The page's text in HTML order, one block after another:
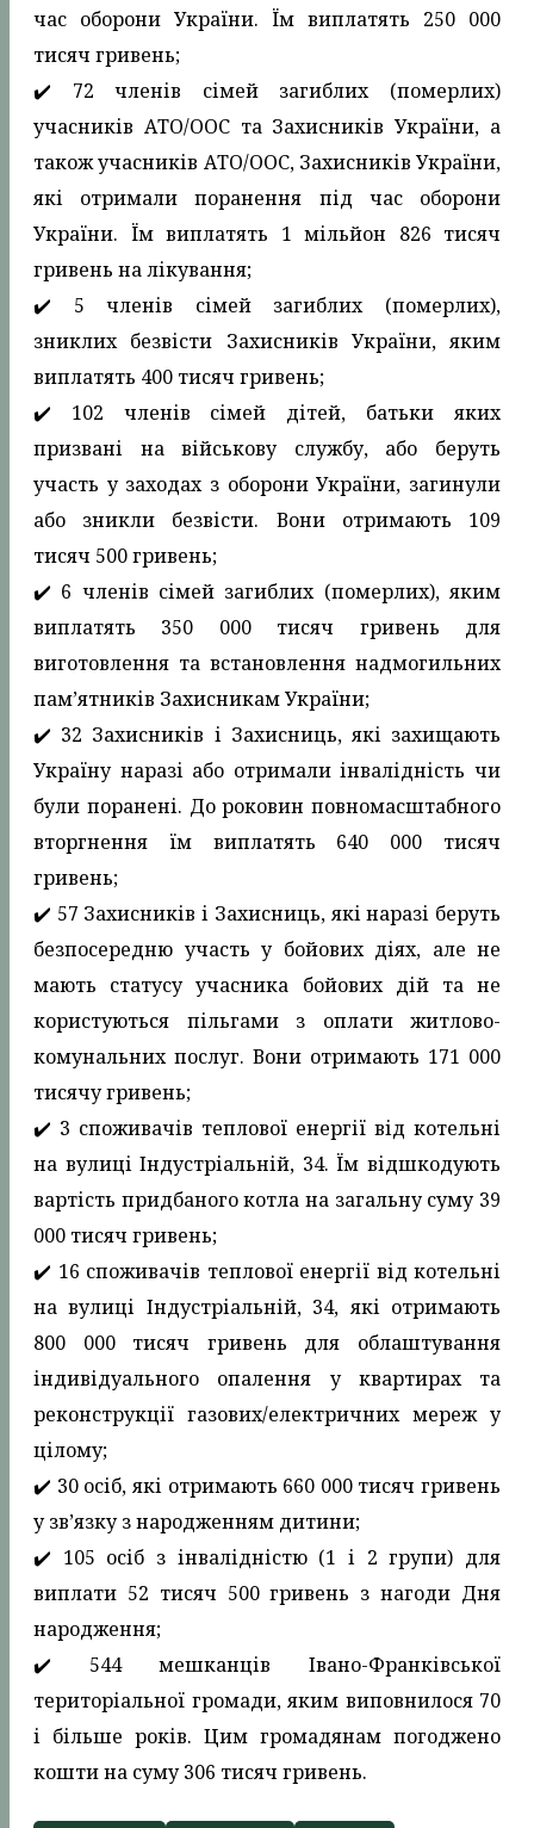
час оборони України. Їм виплатять 250 000
тисяч гривень;
✔️ 72 членів сімей загиблих (померлих)
учасників АТО/ООС та Захисників України, а
також учасників АТО/ООС, Захисників України,
які отримали поранення під час оборони
України. Їм виплатять 1 мільйон 826 тисяч
гривень на лікування;
✔️ 5 членів сімей загиблих (померлих),
зниклих безвісти Захисників України, яким
виплатять 400 тисяч гривень;
✔️ 102 членів сімей дітей, батьки яких
призвані на військову службу, або беруть
участь у заходах з оборони України, загинули
або зникли безвісти. Вони отримають 109
тисяч 500 гривень;
✔️ 6 членів сімей загиблих (померлих), яким
виплатять 350 000 тисяч гривень для
виготовлення та встановлення надмогильних
пам’ятників Захисникам України;
✔️ 32 Захисників і Захисниць, які захищають
Україну наразі або отримали інвалідність чи
були поранені. До роковин повномасштабного
вторгнення їм виплатять 640 000 тисяч
гривень;
✔️ 57 Захисників і Захисниць, які наразі беруть
безпосередню участь у бойових діях, але не
мають статусу учасника бойових дій та не
користуються пільгами з оплати житлово-
комунальних послуг. Вони отримають 171 000
тисячу гривень;
✔️ 3 споживачів теплової енергії від котельні
на вулиці Індустріальній, 34. Їм відшкодують
вартість придбаного котла на загальну суму 39
000 тисяч гривень;
✔️ 16 споживачів теплової енергії від котельні
на вулиці Індустріальній, 34, які отримають
800 000 тисяч гривень для облаштування
індивідуального опалення у квартирах та
реконструкції газових/електричних мереж у
цілому;
✔️ 30 осіб, які отримають 660 000 тисяч гривень
у зв’язку з народженням дитини;
✔️ 105 осіб з інвалідністю (1 і 2 групи) для
виплати 52 тисяч 500 гривень з нагоди Дня
народження;
✔️ 544 мешканців Івано-Франківської
територіальної громади, яким виповнилося 70
і більше років. Цим громадянам погоджено
кошти на суму 306 тисяч гривень.